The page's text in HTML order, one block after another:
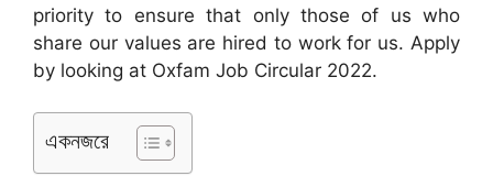
priority to ensure that only those of us who
share our values ​​are hired to work for us. Apply
by looking at Oxfam Job Circular 2022.
একনজরে